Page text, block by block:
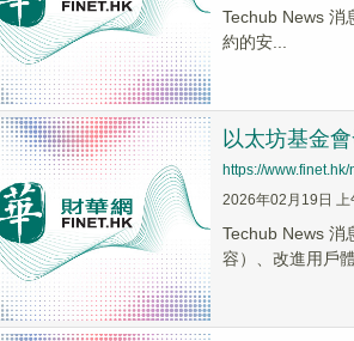
Techub News 消
約的安...
以太坊基金
https://
2026年02月19日 上
Techub News 消
容）、改進用戶